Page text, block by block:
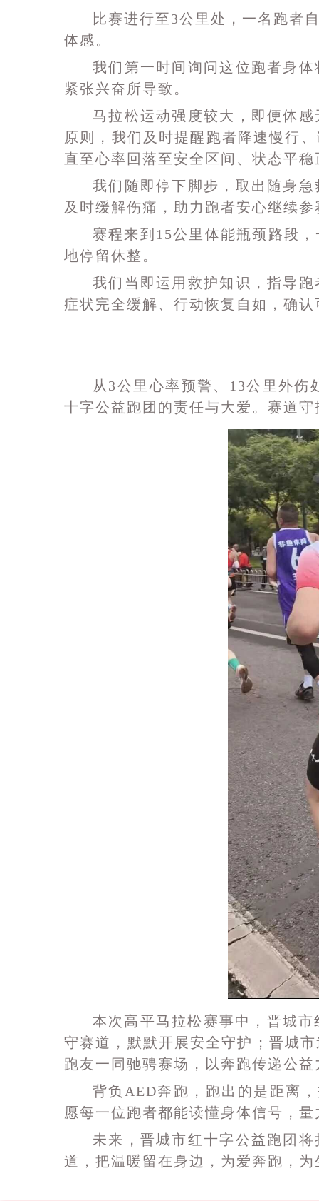
比赛进行至3公里处，一名跑者
体感。
我们第一时间询问这位跑者身
紧张兴奋所导致。
马拉松运动强度较大，即便体
原则，我们及时提醒跑者降速慢行
直至心率回落至安全区间、状态平
我们随即停下脚步，取出随身
及时缓解伤痛，助力跑者安心继续参
赛程来到15公里体能瓶颈路段
地停留休整。
我们当即运用救护知识，指导
症状完全缓解、行动恢复自如，确
从3公里心率预警、13公里外
十字公益跑团 的责任与大爱。 赛道守
本次高平马拉松赛事中，晋城
守赛道，默默开展安全守护；晋城
跑友一同驰骋赛场，以奔跑传递公
背负AED奔跑，跑出的是距离
愿每一位跑者都能读懂身体信号，
未来，晋城市红十字公益跑团 将
道，把温暖留在身边，为爱奔跑，